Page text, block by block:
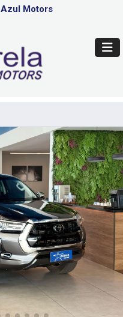
Azul Motors